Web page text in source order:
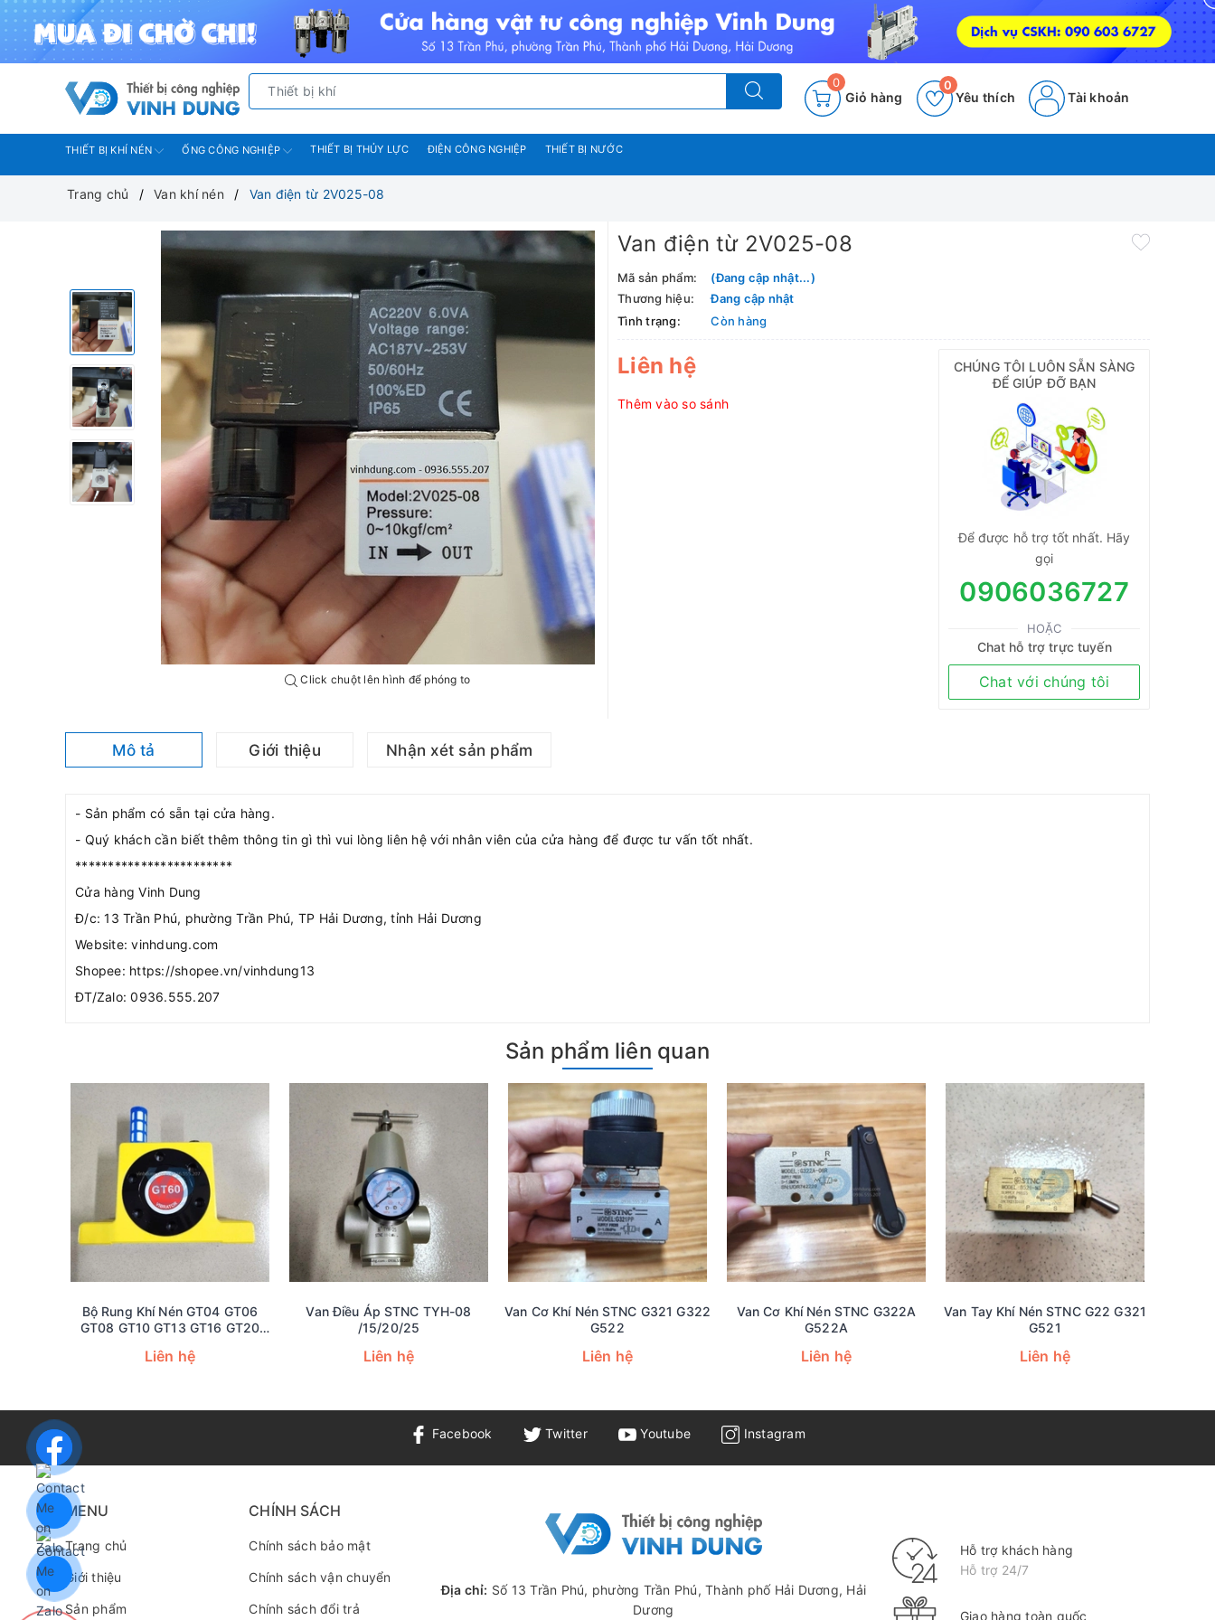
0
Giỏ hàng Yêu thích
0
Tài khoản
THIẾT BỊ KHÍ NÉN ỐNG CÔNG NGHIỆP THIẾT BỊ THỦY LỰC ĐIỆN CÔNG NGHIỆP THIẾT BỊ NƯỚC
Trang chủ Van khí nén Van điện từ 2V025-08
Click chuột lên hình để phóng to
Van điện từ 2V025-08
Mã sản phẩm:
(Đang cập nhật...)
Thương hiệu:
Đang cập nhật
Tình trạng:
Còn hàng
Liên hệ
Thêm vào so sánh
CHÚNG TÔI LUÔN SẴN SÀNG
ĐỂ GIÚP ĐỠ BẠN
Để được hỗ trợ tốt nhất. Hãy
gọi
0906036727
HOẶC
Chat hỗ trợ trực tuyến
Chat với chúng tôi
Mô tả Giới thiệu Nhận xét sản phẩm
- Sản phẩm có sẵn tại cửa hàng.
- Quý khách cần biết thêm thông tin gì thì vui lòng liên hệ với nhân viên của cửa hàng để được tư vấn tốt nhất.
************************
Cửa hàng Vinh Dung
Đ/c: 13 Trần Phú, phường Trần Phú, TP Hải Dương, tỉnh Hải Dương
Website: vinhdung.com
Shopee: https://shopee.vn/vinhdung13
ĐT/Zalo: 0936.555.207
Sản phẩm liên quan
Bộ Rung Khí Nén GT04 GT06
GT08 GT10 GT13 GT16 GT20
GT48 GT60
Liên hệ
Van Điều Áp STNC TYH-08
/15/20/25
Liên hệ
Van Cơ Khí Nén STNC G321 G322
G522
Liên hệ
Van Cơ Khí Nén STNC G322A
G522A
Liên hệ
Van Tay Khí Nén STNC G22 G321
G521
Liên hệ
Facebook Twitter Youtube Instagram
MENU
Trang chủ
Giới thiệu
Sản phẩm
CHÍNH SÁCH
Chính sách bảo mật
Chính sách vận chuyển
Chính sách đổi trả
Địa chỉ: Số 13 Trần Phú, phường Trần Phú, Thành phố Hải Dương, Hải
Dương
Hỗ trợ khách hàng
Hỗ trợ 24/7
Giao hàng toàn quốc